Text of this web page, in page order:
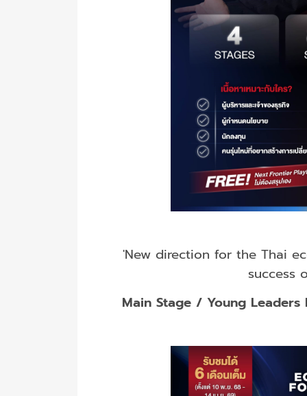
'New direction for the Thai
success
Main Stage / Young